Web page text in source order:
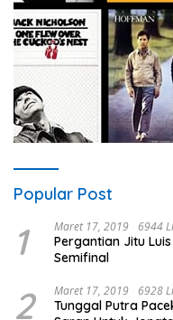
Popular Post
1 Maret 17, 2019 6944
Pergantian Jitu
Semifinal
2 Maret 17, 2019 6928
Tunggal Putra